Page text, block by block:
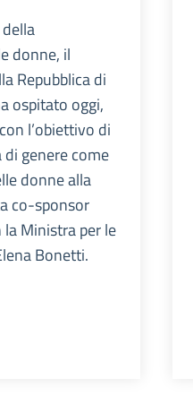
donne, il
Repubblica di
ospitato oggi,
l’obiettivo di
genere come
donne alla
co-sponsor
la Ministra per le
Bonetti.